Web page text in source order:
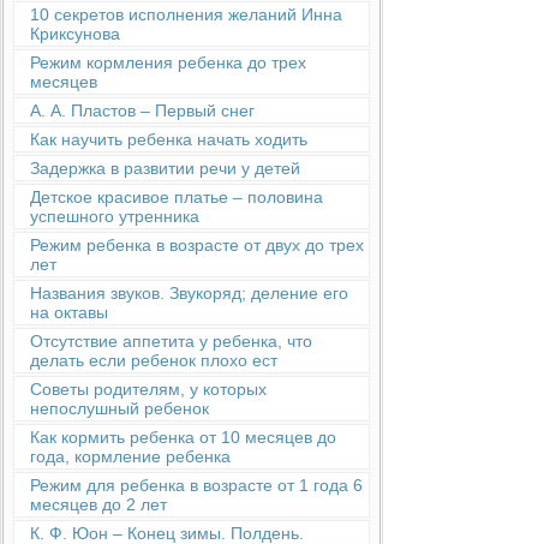
10 секретов исполнения желаний Инна
Криксунова
Режим кормления ребенка до трех
месяцев
А. А. Пластов – Первый снег
Как научить ребенка начать ходить
Задержка в развитии речи у детей
Детское красивое платье – половина
успешного утренника
Режим ребенка в возрасте от двух до трех
лет
Названия звуков. Звукоряд; деление его
на октавы
Отсутствие аппетита у ребенка, что
делать если ребенок плохо ест
Советы родителям, у которых
непослушный ребенок
Как кормить ребенка от 10 месяцев до
года, кормление ребенка
Режим для ребенка в возрасте от 1 года 6
месяцев до 2 лет
К. Ф. Юон – Конец зимы. Полдень.